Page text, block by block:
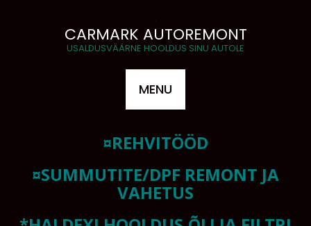
CARMARK AUTOREMONT
USALDUSVÄÄRNE HOOLDUS SINU AUTOLE
MENU
¤REHVITÖÖD
¤SUMMUTITE/DPF REMONT JA
VAHETUS